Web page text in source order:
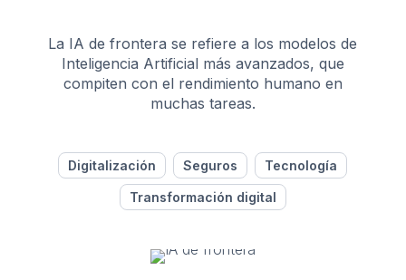
La IA de frontera se refiere a los modelos de
Inteligencia Artificial más avanzados, que
compiten con el rendimiento humano en
muchas tareas.
Digitalización Seguros Tecnología
Transformación digital